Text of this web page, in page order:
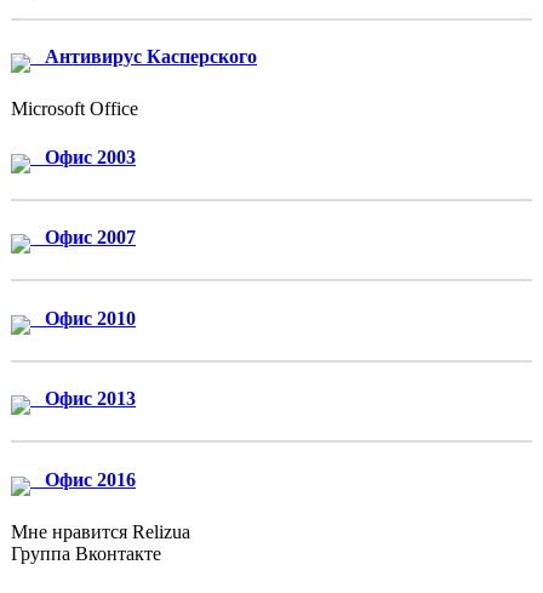
Антивирус Касперского
Microsoft Office
Офис 2003
Офис 2007
Офис 2010
Офис 2013
Офис 2016
Мне нравится Relizua
Группа Вконтакте